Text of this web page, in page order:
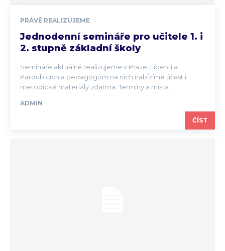
PRÁVĚ REALIZUJEME
Jednodenní semináře pro učitele 1. i
2. stupně základní školy
Semináře aktuálně realizujeme v Praze, Liberci a
Pardubicích a pedagogům na nich nabízíme účast i
metodické materiály zdarma. Termíny a místa...
ADMIN
ČÍST